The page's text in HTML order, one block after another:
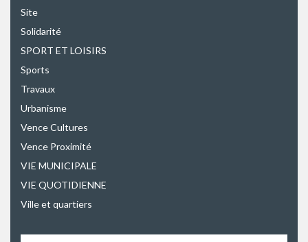
Site
Solidarité
SPORT ET LOISIRS
Sports
Travaux
Urbanisme
Vence Cultures
Vence Proximité
VIE MUNICIPALE
VIE QUOTIDIENNE
Ville et quartiers